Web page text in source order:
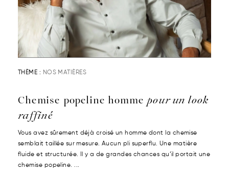
THÈME : NOS MATIÈRES
Chemise popeline hommepour un look
raffiné
Vous avez sûrement déjà croisé un homme dont la chemise
semblait taillée sur mesure. Aucun pli superflu. Une matière
fluide et structurée. Il y a de grandes chances qu’il portait une
chemise popeline. ...